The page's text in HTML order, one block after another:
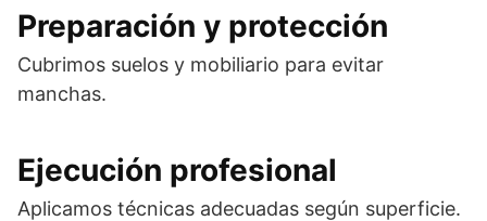
Preparación y protección
Cubrimos suelos y mobiliario para evitar
manchas.
Ejecución profesional
Aplicamos técnicas adecuadas según superficie.